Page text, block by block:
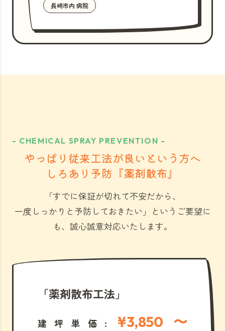
長崎市内 病院
- CHEMICAL SPRAY PREVENTION -
やっぱり従来工法が良いという方へ
しろあり予防『薬剤散布』
「すでに保証が切れて不安だから、
一度しっかりと予防しておきたい」 というご要望に
も、誠心誠意対応いたします。
「薬剤散布工法」
建坪単価: ¥3,850 〜